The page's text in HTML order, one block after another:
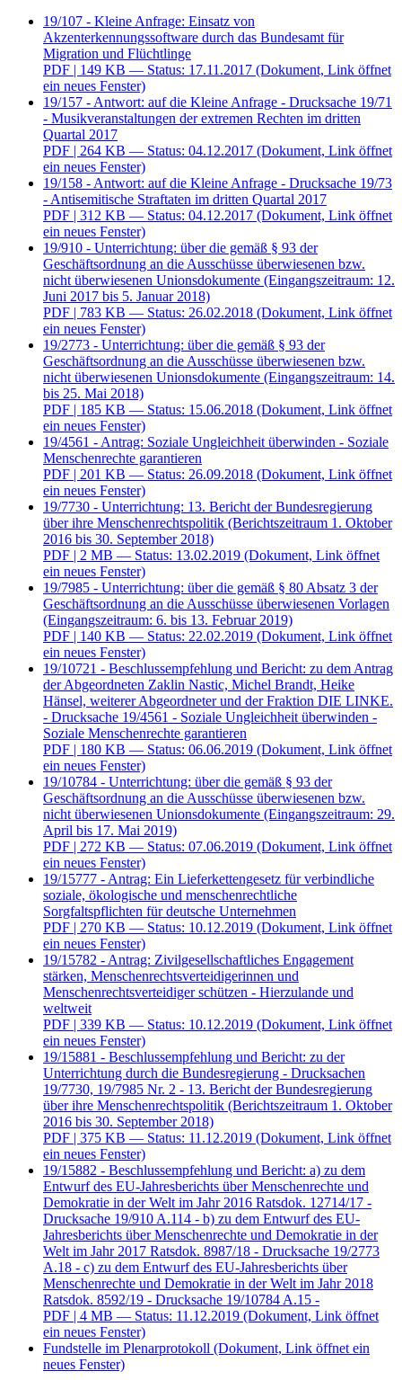
19/107 - Kleine Anfrage: Einsatz von
Akzenterkennungssoftware durch das Bundesamt für
Migration und Flüchtlinge
PDF | 149 KB — Status: 17.11.2017 (Dokument, Link öffnet
ein neues Fenster)
19/157 - Antwort: auf die Kleine Anfrage - Drucksache 19/71
- Musikveranstaltungen der extremen Rechten im dritten
Quartal 2017
PDF | 264 KB — Status: 04.12.2017 (Dokument, Link öffnet
ein neues Fenster)
19/158 - Antwort: auf die Kleine Anfrage - Drucksache 19/73
- Antisemitische Straftaten im dritten Quartal 2017
PDF | 312 KB — Status: 04.12.2017 (Dokument, Link öffnet
ein neues Fenster)
19/910 - Unterrichtung: über die gemäß § 93 der
Geschäftsordnung an die Ausschüsse überwiesenen bzw.
nicht überwiesenen Unionsdokumente (Eingangszeitraum: 12.
Juni 2017 bis 5. Januar 2018)
PDF | 783 KB — Status: 26.02.2018 (Dokument, Link öffnet
ein neues Fenster)
19/2773 - Unterrichtung: über die gemäß § 93 der
Geschäftsordnung an die Ausschüsse überwiesenen bzw.
nicht überwiesenen Unionsdokumente (Eingangszeitraum: 14.
bis 25. Mai 2018)
PDF | 185 KB — Status: 15.06.2018 (Dokument, Link öffnet
ein neues Fenster)
19/4561 - Antrag: Soziale Ungleichheit überwinden - Soziale
Menschenrechte garantieren
PDF | 201 KB — Status: 26.09.2018 (Dokument, Link öffnet
ein neues Fenster)
19/7730 - Unterrichtung: 13. Bericht der Bundesregierung
über ihre Menschenrechtspolitik (Berichtszeitraum 1. Oktober
2016 bis 30. September 2018)
PDF | 2 MB — Status: 13.02.2019 (Dokument, Link öffnet
ein neues Fenster)
19/7985 - Unterrichtung: über die gemäß § 80 Absatz 3 der
Geschäftsordnung an die Ausschüsse überwiesenen Vorlagen
(Eingangszeitraum: 6. bis 13. Februar 2019)
PDF | 140 KB — Status: 22.02.2019 (Dokument, Link öffnet
ein neues Fenster)
19/10721 - Beschlussempfehlung und Bericht: zu dem Antrag
der Abgeordneten Zaklin Nastic, Michel Brandt, Heike
Hänsel, weiterer Abgeordneter und der Fraktion DIE LINKE.
- Drucksache 19/4561 - Soziale Ungleichheit überwinden -
Soziale Menschenrechte garantieren
PDF | 180 KB — Status: 06.06.2019 (Dokument, Link öffnet
ein neues Fenster)
19/10784 - Unterrichtung: über die gemäß § 93 der
Geschäftsordnung an die Ausschüsse überwiesenen bzw.
nicht überwiesenen Unionsdokumente (Eingangszeitraum: 29.
April bis 17. Mai 2019)
PDF | 272 KB — Status: 07.06.2019 (Dokument, Link öffnet
ein neues Fenster)
19/15777 - Antrag: Ein Lieferkettengesetz für verbindliche
soziale, ökologische und menschenrechtliche
Sorgfaltspflichten für deutsche Unternehmen
PDF | 270 KB — Status: 10.12.2019 (Dokument, Link öffnet
ein neues Fenster)
19/15782 - Antrag: Zivilgesellschaftliches Engagement
stärken, Menschenrechtsverteidigerinnen und
Menschenrechtsverteidiger schützen - Hierzulande und
weltweit
PDF | 339 KB — Status: 10.12.2019 (Dokument, Link öffnet
ein neues Fenster)
19/15881 - Beschlussempfehlung und Bericht: zu der
Unterrichtung durch die Bundesregierung - Drucksachen
19/7730, 19/7985 Nr. 2 - 13. Bericht der Bundesregierung
über ihre Menschenrechtspolitik (Berichtszeitraum 1. Oktober
2016 bis 30. September 2018)
PDF | 375 KB — Status: 11.12.2019 (Dokument, Link öffnet
ein neues Fenster)
19/15882 - Beschlussempfehlung und Bericht: a) zu dem
Entwurf des EU-Jahresberichts über Menschenrechte und
Demokratie in der Welt im Jahr 2016 Ratsdok. 12714/17 -
Drucksache 19/910 A.114 - b) zu dem Entwurf des EU-
Jahresberichts über Menschenrechte und Demokratie in der
Welt im Jahr 2017 Ratsdok. 8987/18 - Drucksache 19/2773
A.18 - c) zu dem Entwurf des EU-Jahresberichts über
Menschenrechte und Demokratie in der Welt im Jahr 2018
Ratsdok. 8592/19 - Drucksache 19/10784 A.15 -
PDF | 4 MB — Status: 11.12.2019 (Dokument, Link öffnet
ein neues Fenster)
Fundstelle im Plenarprotokoll (Dokument, Link öffnet ein
neues Fenster)